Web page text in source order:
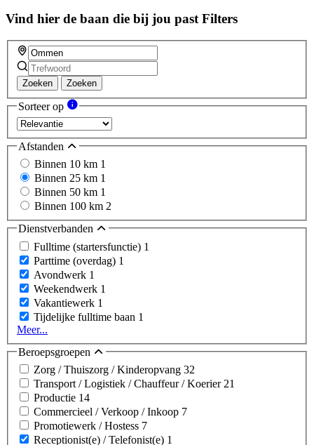
Vind hier de baan die bij jou past Filters
Zoeken Zoeken
Sorteer op
Afstanden
Binnen 10 km 1
Binnen 25 km 1
Binnen 50 km 1
Binnen 100 km 2
Dienstverbanden
Fulltime (startersfunctie) 1
Parttime (overdag) 1
Avondwerk 1
Weekendwerk 1
Vakantiewerk 1
Tijdelijke fulltime baan 1
Meer...
Beroepsgroepen
Zorg / Thuiszorg / Kinderopvang 32
Transport / Logistiek / Chauffeur / Koerier21
Productie 14
Commercieel / Verkoop / Inkoop 7
Promotiewerk / Hostess 7
Receptionist(e) / Telefonist(e) 1